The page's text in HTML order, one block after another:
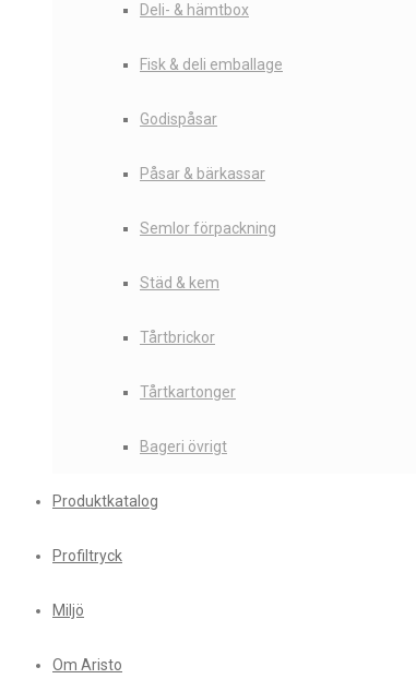
Deli- & hämtbox
Fisk & deli emballage
Godispåsar
Påsar & bärkassar
Semlor förpackning
Städ & kem
Tårtbrickor
Tårtkartonger
Bageri övrigt
Produktkatalog
Profiltryck
Miljö
Om Aristo